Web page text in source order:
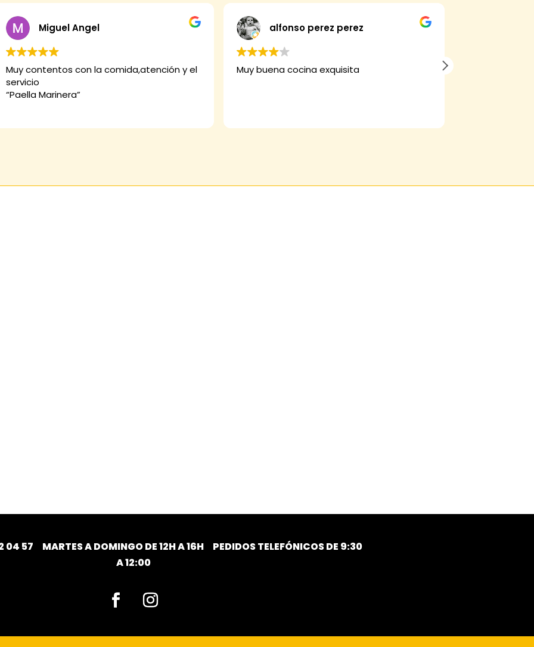
Miguel Angel
Muy contentos con la comida,atención y el
servicio
“Paella Marinera”
alfonso perez perez
Muy buena cocina exquisita
04 57 MARTES A DOMINGO DE 12H A 16H PEDIDOS TELEFÓNICOS DE 9:30
A 12:00